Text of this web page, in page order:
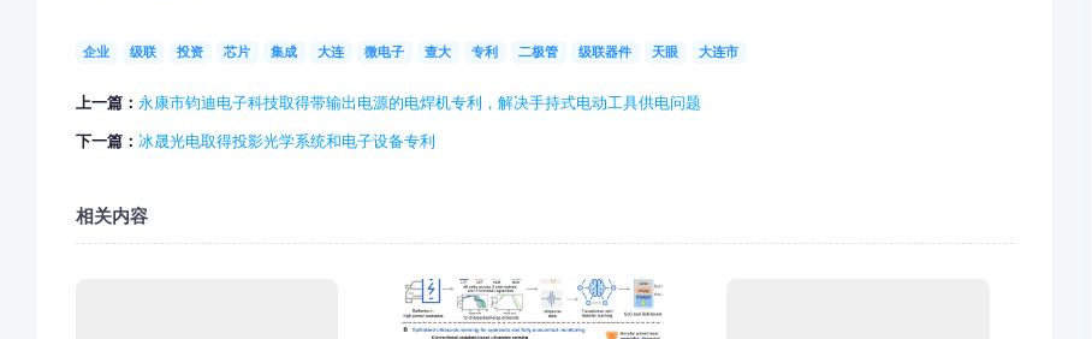
企业 级联 投资 芯片 集成 大连 微电子 查大 专利 二极管 级联器件 天眼 大连市
上一篇： 永康市钧迪电子科技取得带输出电源的电焊机专利，解决手持式电动工具供电问题
下一篇： 冰晟光电取得投影光学系统和电子设备专利
相关内容